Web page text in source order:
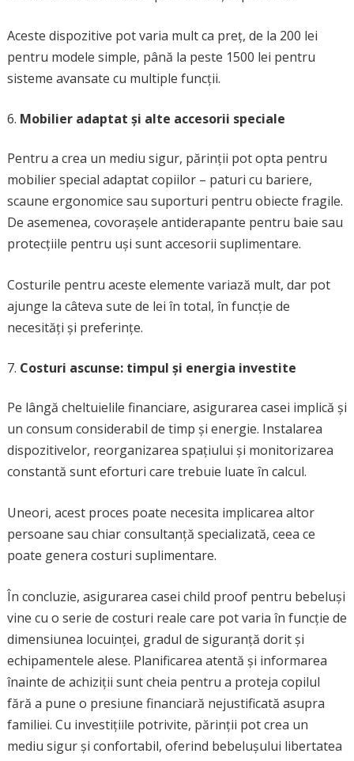
Aceste dispozitive pot varia mult ca preț, de la 200 lei
pentru modele simple, până la peste 1500 lei pentru
sisteme avansate cu multiple funcții.
Mobilier adaptat și alte accesorii speciale
Pentru a crea un mediu sigur, părinții pot opta pentru
mobilier special adaptat copiilor – paturi cu bariere,
scaune ergonomice sau suporturi pentru obiecte fragile.
De asemenea, covorașele antiderapante pentru baie sau
protecțiile pentru uși sunt accesorii suplimentare.
Costurile pentru aceste elemente variază mult, dar pot
ajunge la câteva sute de lei în total, în funcție de
necesități și preferințe.
Costuri ascunse: timpul și energia investite
Pe lângă cheltuielile financiare, asigurarea casei implică și
un consum considerabil de timp și energie. Instalarea
dispozitivelor, reorganizarea spațiului și monitorizarea
constantă sunt eforturi care trebuie luate în calcul.
Uneori, acest proces poate necesita implicarea altor
persoane sau chiar consultanță specializată, ceea ce
poate genera costuri suplimentare.
În concluzie, asigurarea casei child proof pentru bebeluși
vine cu o serie de costuri reale care pot varia în funcție de
dimensiunea locuinței, gradul de siguranță dorit și
echipamentele alese. Planificarea atentă și informarea
înainte de achiziții sunt cheia pentru a proteja copilul
fără a pune o presiune financiară nejustificată asupra
familiei. Cu investițiile potrivite, părinții pot crea un
mediu sigur și confortabil, oferind bebelușului libertatea